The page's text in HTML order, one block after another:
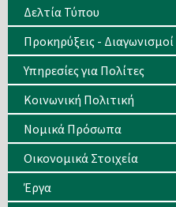
Δελτία Τύπου
Προκηρύξεις -
Υπηρεσίες για Πολίτες
Κοινωνική Πολιτική
Νομικά Πρόσωπα
Οικονομικά Στοιχεία
Έργα